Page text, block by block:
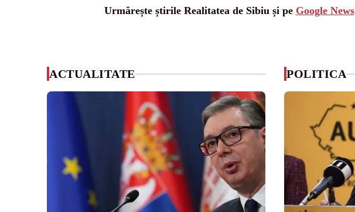
Urmărește știrile Realitatea de Sibiu și pe Google News
ACTUALITATE POLITICA